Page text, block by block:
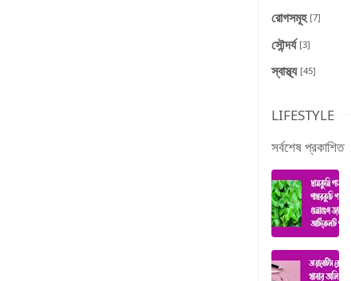
রোগসমূহ [7]
সৌন্দর্য [3]
স্বাস্থ্য [45]
LIFESTYLE
সর্বশেষ প্রকাশিত